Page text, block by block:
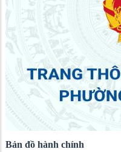
Bản đồ hành chính